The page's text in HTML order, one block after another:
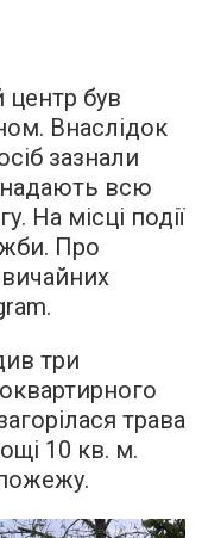
центр був
Внаслідок
зазнали
всю
На місці події
Про
три
трава
10 кв. м.